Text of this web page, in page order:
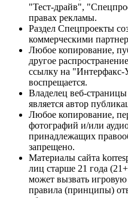
"Тест-драйв",
правах рекламы.
Раздел Спецпроекты
коммерческими
Любое копирование,
другое
ссылку на "Интерфакс-
воспрещается.
Владелец веб-
является автор
Любое копирование,
фотографий и/или
принадлежащих
запрещено.
Материалы сайта
лиц старше 21 года
может вызвать
правила (принципы)